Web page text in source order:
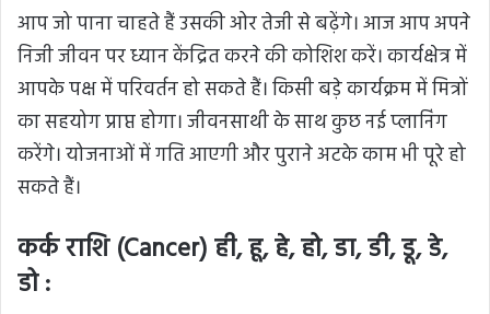
आप जो पाना चाहते हैं उसकी ओर तेजी से बढ़ेंगे। आज आप अपने
निजी जीवन पर ध्यान केंद्रित करने की कोशिश करें। कार्यक्षेत्र में
आपके पक्ष में परिवर्तन हो सकते हैं। किसी बड़े कार्यक्रम में मित्रों
का सहयोग प्राप्त होगा। जीवनसाथी के साथ कुछ नई प्लानिंग
करेंगे। योजनाओं में गति आएगी और पुराने अटके काम भी पूरे हो
सकते हैं।
कर्क राशि (Cancer) ही, हू, हे, हो, डा, डी, डू, डे,
डो :